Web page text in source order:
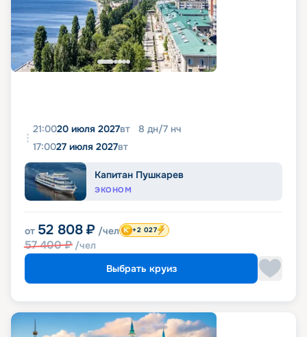
21:0020 июля 2027вт 8 дн/7 нч
17:0027 июля 2027вт
Капитан Пушкарев
ЭКОНОМ
от 52 808 ₽ /чел
57 400₽ /чел
+2 027
Выбрать круиз